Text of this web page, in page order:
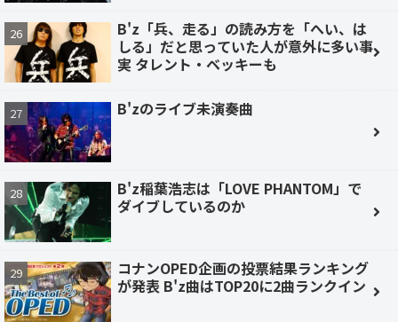
B'z「兵、走る」の読み方を「へい、は
しる」だと思っていた人が意外に多い事
実 タレント・ベッキーも
B'zのライブ未演奏曲
B'z稲葉浩志は「LOVE PHANTOM」で
ダイブしているのか
コナンOPED企画の投票結果ランキング
が発表 B'z曲はTOP20に2曲ランクイン